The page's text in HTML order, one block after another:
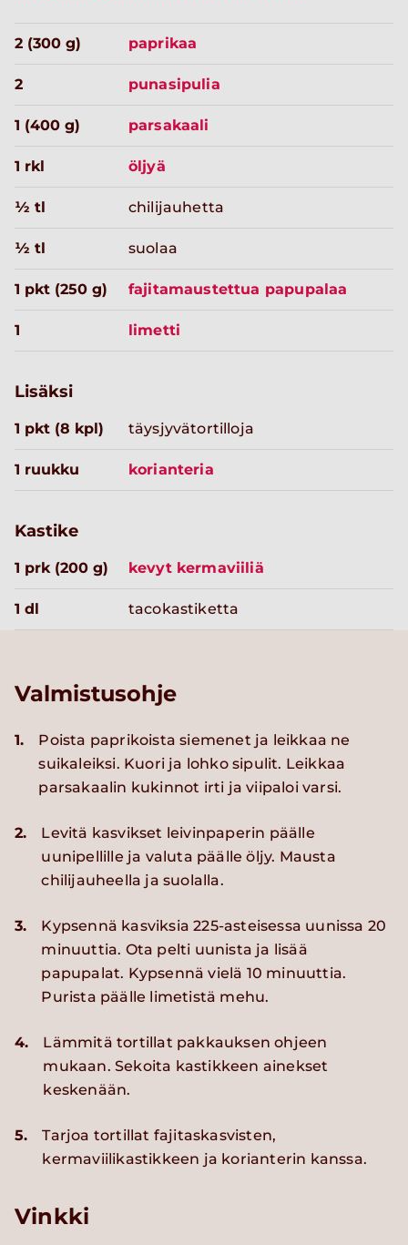
2 (300 g) paprikaa
2 punasipulia
1 (400 g) parsakaali
1 rkl öljyä
½ tl chilijauhetta
½ tl suolaa
1 pkt (250 g) fajitamaustettua papupalaa
1 limetti
Lisäksi
1 pkt (8 kpl) täysjyvätortilloja
1 ruukku korianteria
Kastike
1 prk (200 g) kevyt kermaviiliä
1 dl tacokastiketta
Valmistusohje
1.
Poista paprikoista siemenet ja leikkaa ne
suikaleiksi. Kuori ja lohko sipulit. Leikkaa
parsakaalin kukinnot irti ja viipaloi varsi.
2.
Levitä kasvikset leivinpaperin päälle
uunipellille ja valuta päälle öljy. Mausta
chilijauheella ja suolalla.
3.
Kypsennä kasviksia 225-asteisessa uunissa 20
minuuttia. Ota pelti uunista ja lisää
papupalat. Kypsennä vielä 10 minuuttia.
Purista päälle limetistä mehu.
4.
Lämmitä tortillat pakkauksen ohjeen
mukaan. Sekoita kastikkeen ainekset
keskenään.
5.
Tarjoa tortillat fajitaskasvisten,
kermaviilikastikkeen ja korianterin kanssa.
Vinkki